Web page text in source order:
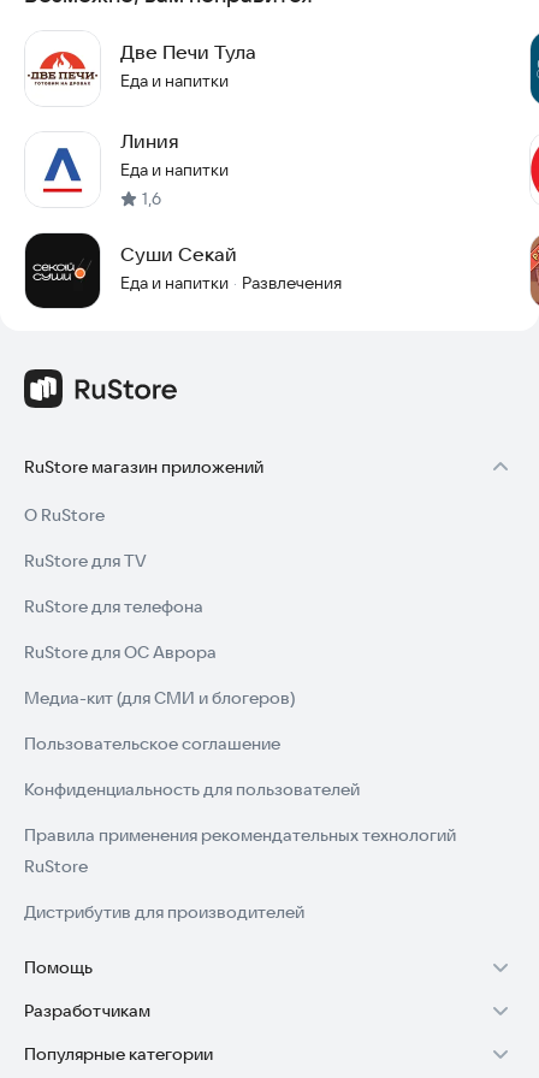
Две Печи Тула
Еда и напитки
Линия
Еда и напитки
1,6
Суши Секай
Еда и напитки · Развлечения
RuStore магазин приложений
О RuStore
RuStore для TV
RuStore для телефона
RuStore для ОС Аврора
Медиа-кит (для СМИ и блогеров)
Пользовательское соглашение
Конфиденциальность для пользователей
Правила применения рекомендательных технологий
RuStore
Дистрибутив для производителей
Помощь
Установка RuStore на TV
Установка RuStore на телефон
Разработчикам
Зарабатывать с RuStore
Популярные категории